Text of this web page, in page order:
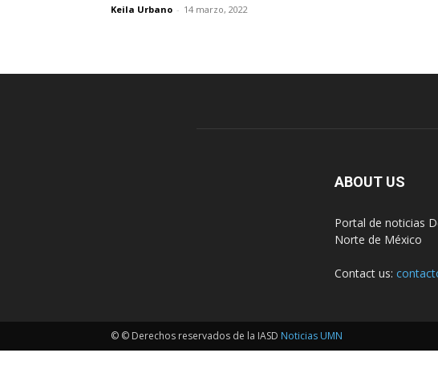
Keila Urbano - 14 marzo, 2022
ABOUT US
Portal de noticias
Norte de México
Contact us:
© © Derechos reservados de la IASD Noticias UMN